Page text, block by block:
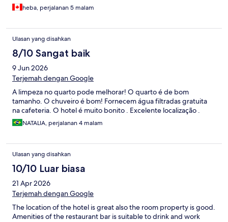
heba, perjalanan 5 malam
Ulasan yang disahkan
8/10 Sangat baik
9 Jun 2026
Terjemah dengan Google
A limpeza no quarto pode melhorar! O quarto é de bom
tamanho. O chuveiro é bom! Fornecem água filtradas gratuita
na cafeteria. O hotel é muito bonito . Excelente localização .
NATALIA, perjalanan 4 malam
Ulasan yang disahkan
10/10 Luar biasa
21 Apr 2026
Terjemah dengan Google
The location of the hotel is great also the room property is good.
Amenities of the restaurant bar is suitable to drink and work